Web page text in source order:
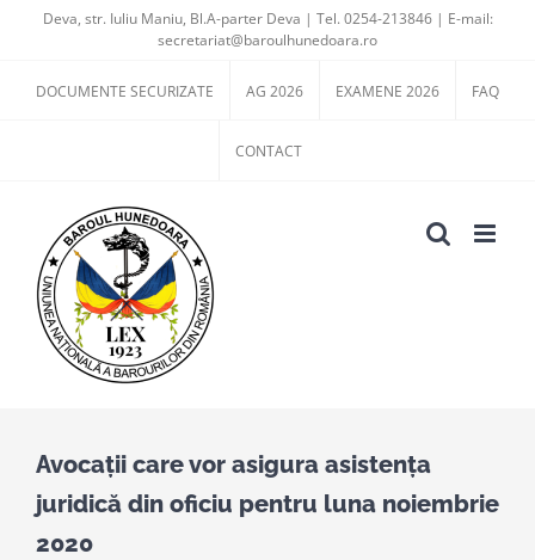
content
Deva, str. Iuliu Maniu, Bl.A-parter Deva | Tel. 0254-213846 | E-mail:
secretariat@baroulhunedoara.ro
DOCUMENTE SECURIZATE AG 2026 EXAMENE 2026 FAQ
CONTACT
Avocații care vor asigura asistența
juridică din oficiu pentru luna noiembrie
2020